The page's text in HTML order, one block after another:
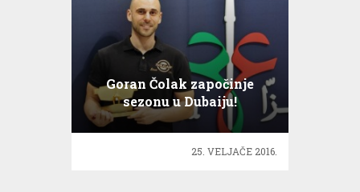
Goran Čolak započinje
sezonu u Dubaiju!
25. VELJAČE 2016.